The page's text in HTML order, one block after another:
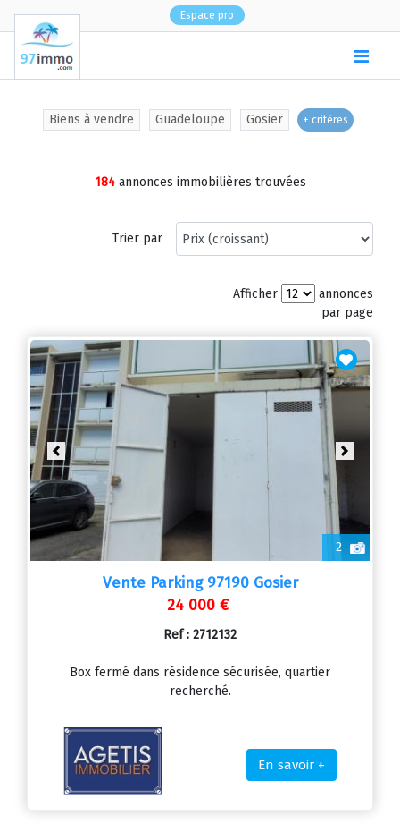
Espace pro
Biens à vendre Guadeloupe Gosier + critères
184 annonces immobilières trouvées
Trier par
Afficher
annonces
par page
2
Previous Next
Vente Parking 97190 Gosier
24 000 €
Ref : 2712132
Box fermé dans résidence sécurisée, quartier
recherché.
En savoir +